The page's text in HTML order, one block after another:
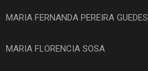
MARIA FERNANDA PEREIRA GUEDES
MARIA FLORENCIA SOSA